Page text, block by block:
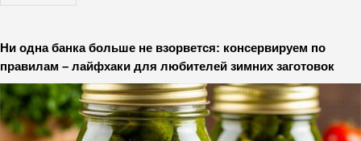
Ни одна банка больше не взорвется: консервируем по
правилам – лайфхаки для любителей зимних заготовок